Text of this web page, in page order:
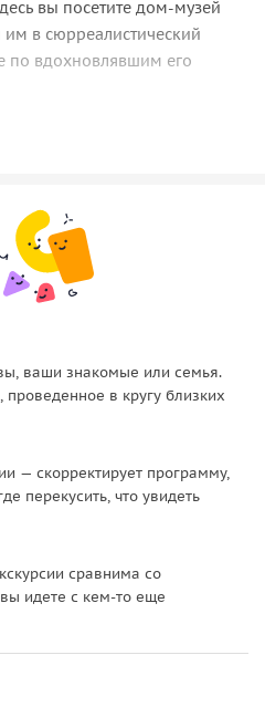
вы посетите дом-музей
в сюрреалистический
по вдохновлявшим его
по уникальным местам: вы
атмосферу
будет полностью
сюрреалиста: в
художником своей музе
истокам Каталонии в
Черной Мадонны и
горными пейзажами.
ваши знакомые или семья.
в кругу близких
— скорректирует программу,
перекусить, что увидеть
сравнима со
идете с кем-то еще